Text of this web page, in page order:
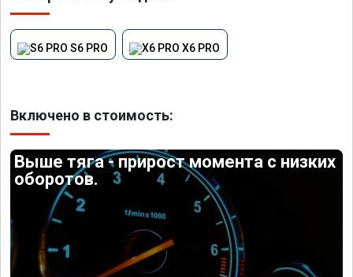
S6 PRO X6 PRO
Включено в стоимость:
Выше тяга - прирост момента с низких
оборотов.